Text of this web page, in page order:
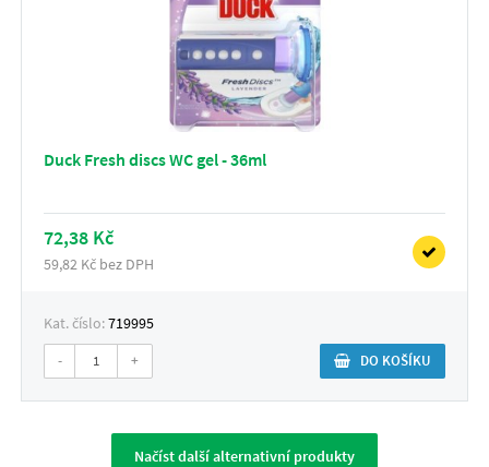
Duck Fresh discs WC gel - 36ml
72,38 Kč
59,82 Kč bez DPH
Kat. číslo:719995
- + DO KOŠÍKU
Načíst další alternativní produkty